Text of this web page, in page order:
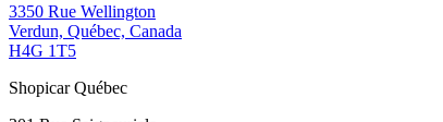
3350 Rue Wellington
Verdun, Québec, Canada
H4G 1T5
Shopicar Québec